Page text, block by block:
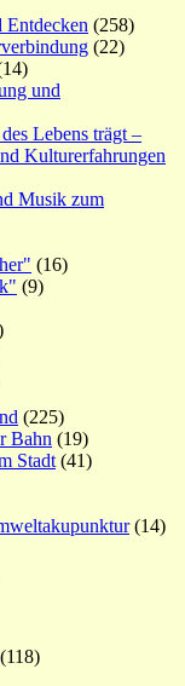
Entdecken (258)
(22)
und
Lebens trägt –
Kulturerfahrungen
Musik zum
(16)
(9)
(225)
Bahn (19)
Stadt (41)
(14)